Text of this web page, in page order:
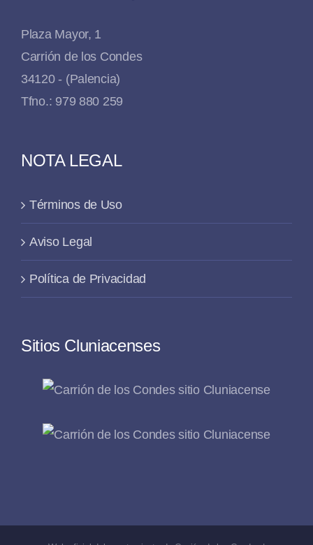
Plaza Mayor, 1
Carrión de los Condes
34120 - (Palencia)
Tfno.: 979 880 259
NOTA LEGAL
Términos de Uso
Aviso Legal
Política de Privacidad
Sitios Cluniacenses